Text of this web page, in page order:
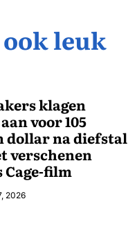
leuk
klagen
voor 105
dollar na diefstal
verschenen
Cage-film
2026